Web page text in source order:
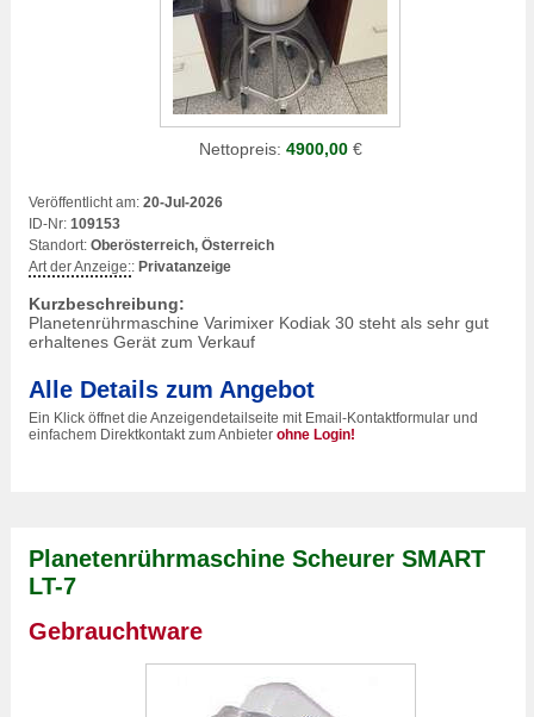
Nettopreis: 4900,00€
Veröffentlicht am: 20-Jul-2026
ID-Nr: 109153
Standort: Oberösterreich, Österreich
Art der Anzeige:: Privatanzeige
Kurzbeschreibung:
Planetenrührmaschine Varimixer Kodiak 30 steht als sehr gut
erhaltenes Gerät zum Verkauf
Alle Details zum Angebot
Ein Klick öffnet die Anzeigendetailseite mit Email-Kontaktformular und
einfachem Direktkontakt zum Anbieter ohne Login!
Planetenrührmaschine Scheurer SMART
LT-7
Gebrauchtware